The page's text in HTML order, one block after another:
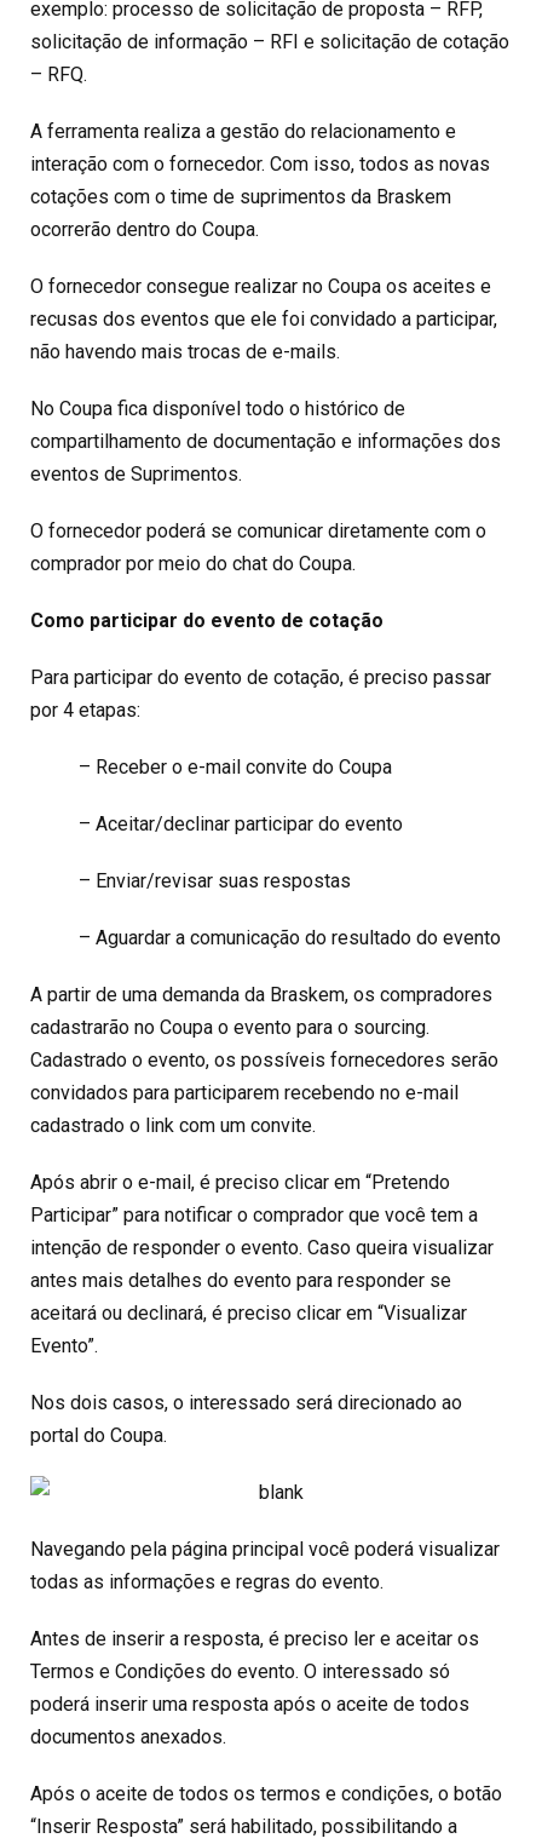
exemplo: processo de solicitação de proposta – RFP,
solicitação de informação – RFI e solicitação de cotação
– RFQ.
A ferramenta realiza a gestão do relacionamento e
interação com o fornecedor. Com isso, todos as novas
cotações com o time de suprimentos da Braskem
ocorrerão dentro do Coupa.
O fornecedor consegue realizar no Coupa os aceites e
recusas dos eventos que ele foi convidado a participar,
não havendo mais trocas de e-mails.
No Coupa fica disponível todo o histórico de
compartilhamento de documentação e informações dos
eventos de Suprimentos.
O fornecedor poderá se comunicar diretamente com o
comprador por meio do chat do Coupa.
Como participar do evento de cotação
Para participar do evento de cotação, é preciso passar
por 4 etapas:
– Receber o e-mail convite do Coupa
– Aceitar/declinar participar do evento
– Enviar/revisar suas respostas
– Aguardar a comunicação do resultado do evento
A partir de uma demanda da Braskem, os compradores
cadastrarão no Coupa o evento para o sourcing.
Cadastrado o evento, os possíveis fornecedores serão
convidados para participarem recebendo no e-mail
cadastrado o link com um convite.
Após abrir o e-mail, é preciso clicar em “Pretendo
Participar” para notificar o comprador que você tem a
intenção de responder o evento. Caso queira visualizar
antes mais detalhes do evento para responder se
aceitará ou declinará, é preciso clicar em “Visualizar
Evento”.
Nos dois casos, o interessado será direcionado ao
portal do Coupa.
Navegando pela página principal você poderá visualizar
todas as informações e regras do evento.
Antes de inserir a resposta, é preciso ler e aceitar os
Termos e Condições do evento. O interessado só
poderá inserir uma resposta após o aceite de todos
documentos anexados.
Após o aceite de todos os termos e condições, o botão
“Inserir Resposta” será habilitado, possibilitando a